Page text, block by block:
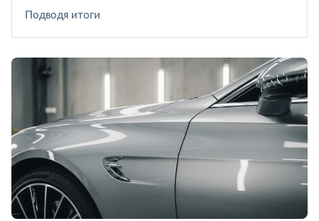
Подводя итоги